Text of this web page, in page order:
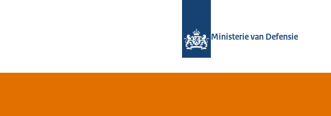
Ministerie van Defensie